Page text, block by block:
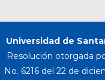
Universidad de
Resolución otorgada
No. 6216 del 22 de